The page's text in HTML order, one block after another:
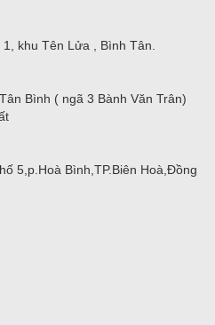
khu Tên Lửa , Bình Tân.
Bình ( ngã 3 Bành Văn Trân)
5,p.Hoà Bình,TP.Biên Hoà,Đồng